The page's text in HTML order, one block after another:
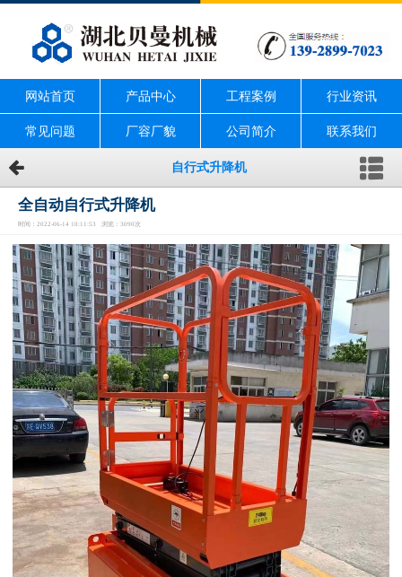
网站首页 产品中心 工程案例 行业资讯
常见问题 厂容厂貌 公司简介 联系我们
自行式升降机
全自动自行式升降机
时间：2022-06-14 10:11:53 浏览：3090次